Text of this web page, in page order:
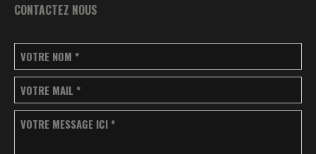
CONTACTEZ NOUS
VOTRE NOM *
VOTRE MAIL *
VOTRE MESSAGE ICI *